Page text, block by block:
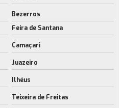
Bezerros
Feira de Santana
Camaçari
Juazeiro
Ilhéus
Teixeira de Freitas